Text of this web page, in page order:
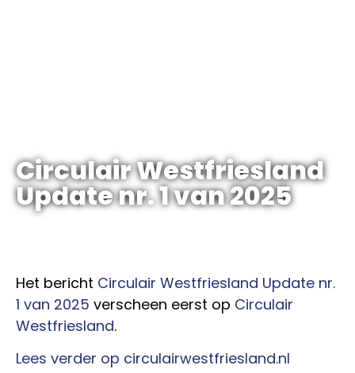
Circulair Westfriesland
Update nr. 1 van 2025
Het bericht Circulair Westfriesland Update nr.
1 van 2025 verscheen eerst op Circulair
Westfriesland.
Lees verder op circulairwestfriesland.nl